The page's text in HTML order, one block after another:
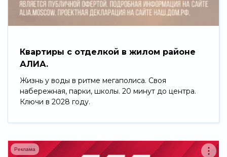
Квартиры с отделкой в жилом районе
АЛИА.
Жизнь у воды в ритме мегаполиса. Своя
набережная, парки, школы. 20 минут до центра.
Ключи в 2028 году.
Реклама